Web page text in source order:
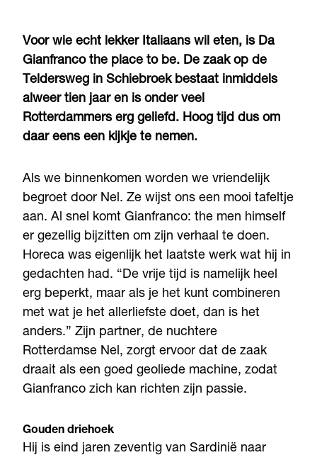
Voor wie echt lekker Italiaans wil eten, is Da
Gianfranco the place to be. De zaak op de
Teldersweg in Schiebroek bestaat inmiddels
alweer tien jaar en is onder veel
Rotterdammers erg geliefd. Hoog tijd dus om
daar eens een kijkje te nemen.
Als we binnenkomen worden we vriendelijk
begroet door Nel. Ze wijst ons een mooi tafeltje
aan. Al snel komt Gianfranco: the men himself
er gezellig bijzitten om zijn verhaal te doen.
Horeca was eigenlijk het laatste werk wat hij in
gedachten had. “De vrije tijd is namelijk heel
erg beperkt, maar als je het kunt combineren
met wat je het allerliefste doet, dan is het
anders.” Zijn partner, de nuchtere
Rotterdamse Nel, zorgt ervoor dat de zaak
draait als een goed geoliede machine, zodat
Gianfranco zich kan richten zijn passie.
Gouden driehoek
Hij is eind jaren zeventig van Sardinië naar